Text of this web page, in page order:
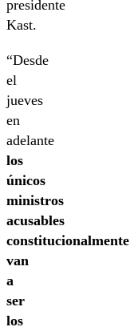
presidente
Kast.
“Desde
el
jueves
en
adelante
los
únicos
ministros
acusables
constitucionalmente
van
a
ser
los